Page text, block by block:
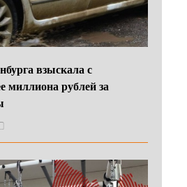
взыскала с
миллиона рублей за